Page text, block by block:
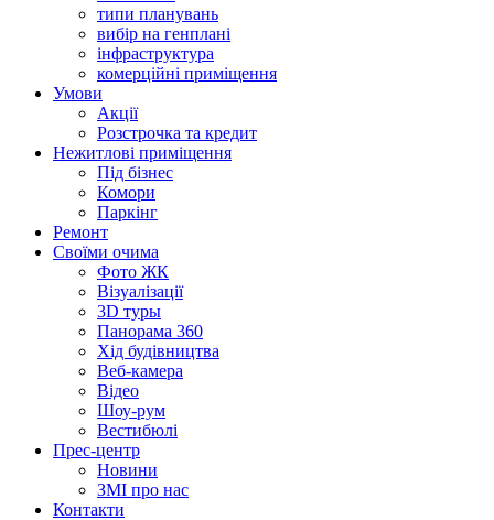
типи планувань
вибір на генплані
інфраструктура
комерційні приміщення
Умови
Акції
Розстрочка та кредит
Нежитлові приміщення
Під бізнес
Комори
Паркінг
Ремонт
Своїми очима
Фото ЖК
Візуалізації
3D туры
Панорама 360
Хід будівництва
Веб-камера
Відео
Шоу-рум
Вестибюлі
Прес-центр
Новини
ЗМІ про нас
Контакти